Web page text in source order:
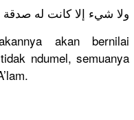
ولا شيء إلا كانت له صدقة
akan bernilai
ndumel, semuanya